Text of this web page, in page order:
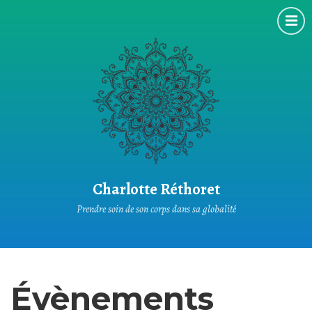
Charlotte Réthoret
Prendre soin de son corps dans sa globalité
Évènements